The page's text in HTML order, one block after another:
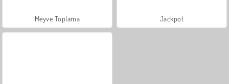
Meyve Toplama Jackpot